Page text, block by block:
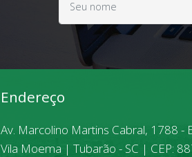
Endereço
Av. Marcolino Martins Cabral, 1788 -
Vila Moema | Tubarão - SC | CEP: